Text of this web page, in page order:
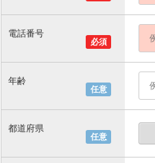
必須
電話番号
任意
年齢
任意
都道府県